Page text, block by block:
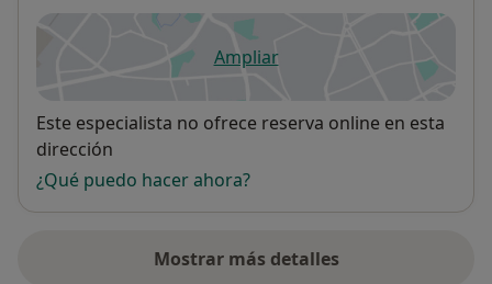
Ampliarse abre en una nueva
Disponibilidad
Este especialista no ofrece reserva online en esta
dirección
¿Qué puedo hacer ahora?
Mostrar más detalles
sobre la dirección